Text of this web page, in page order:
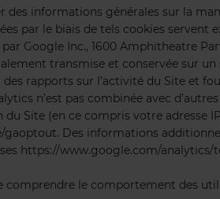
informations générales sur la
par le biais de tels cookies
Google Inc., 1600 Amphitheatre
transmise et conservée sur
rapports sur l’activité du Site et
n’est pas combinée avec
Site (en ce compris votre
Des informations
https://www.google.com/
le comportement des